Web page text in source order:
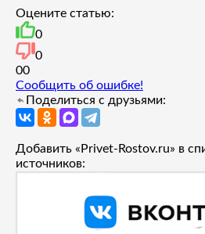
Оцените статью:
0
0
00
Сообщить об ошибке!
Поделиться с друзьями:
Добавить «Privet-Rostov.ru» в
источников: